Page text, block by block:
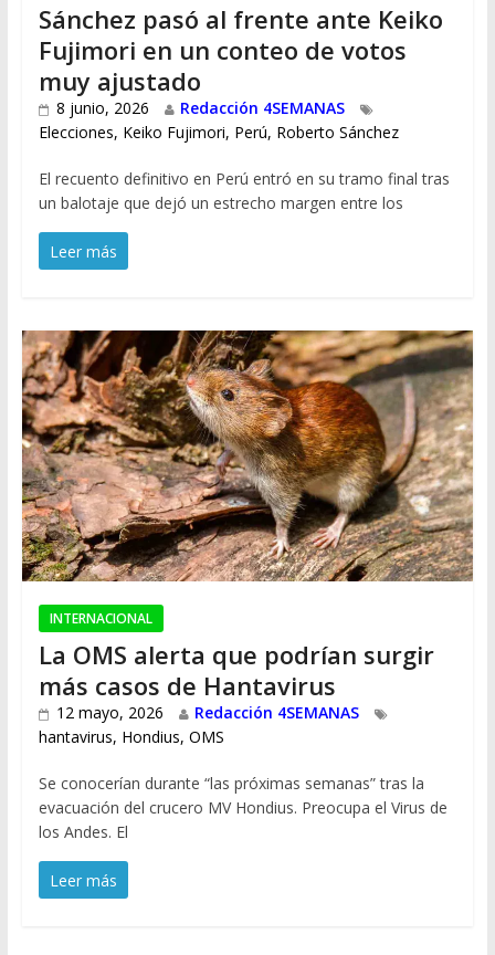
Sánchez pasó al frente ante Keiko
Fujimori en un conteo de votos
muy ajustado
8 junio, 2026
Redacción 4SEMANAS
Elecciones, Keiko Fujimori, Perú, Roberto Sánchez
El recuento definitivo en Perú entró en su tramo final tras
un balotaje que dejó un estrecho margen entre los
Leer más
INTERNACIONAL
La OMS alerta que podrían surgir
más casos de Hantavirus
12 mayo, 2026
Redacción 4SEMANAS
hantavirus, Hondius, OMS
Se conocerían durante “las próximas semanas” tras la
evacuación del crucero MV Hondius. Preocupa el Virus de
los Andes. El
Leer más